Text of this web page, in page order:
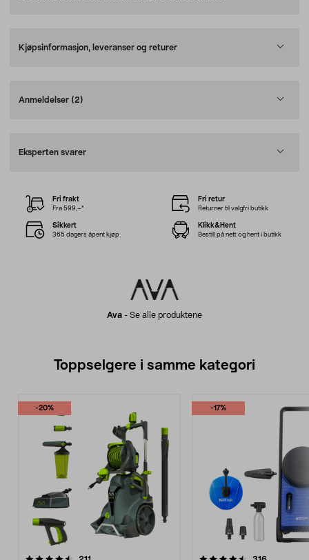
Kjøpsinformasjon, leveranser og returer
Anmeldelser (2)
Eksperten svarer
Ava - Se alle produktene
Fri frakt
Fra 599,–*
Fri retur
Returner til valgfri butikk
Sikkert
365 dagers åpent kjøp
Klikk&Hent
Bestill på nett og hent i butikk
Toppselgere i samme kategori
-20% -17%